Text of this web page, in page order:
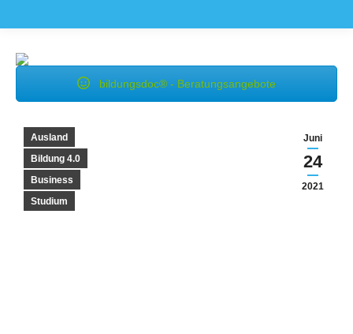
bildungsdoc® - Beratungsangebote
Juni
24
2021
Ausland
Bildung 4.0
Business
Studium